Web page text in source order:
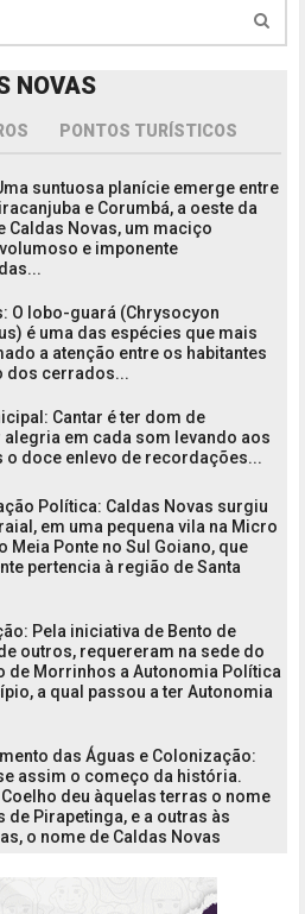
NOVAS
PONTOS TURÍSTICOS
suntuosa planície emerge entre
e Corumbá, a oeste da
Caldas Novas, um maciço
e imponente
O lobo-guará (Chrysocyon
é uma das espécies que mais
a atenção entre os habitantes
dos cerrados...
Cantar é ter dom de
alegria em cada som levando aos
o doce enlevo de recordações...
Política: Caldas Novas surgiu
em uma pequena vila na Micro
Meia Ponte no Sul Goiano, que
pertencia à região de Santa
Pela iniciativa de Bento de
outros, requereram na sede do
de Morrinhos a Autonomia Política
a qual passou a ter Autonomia
das Águas e Colonização:
assim o começo da história.
deu àquelas terras o nome
de Pirapetinga, e a outras às
o nome de Caldas Novas